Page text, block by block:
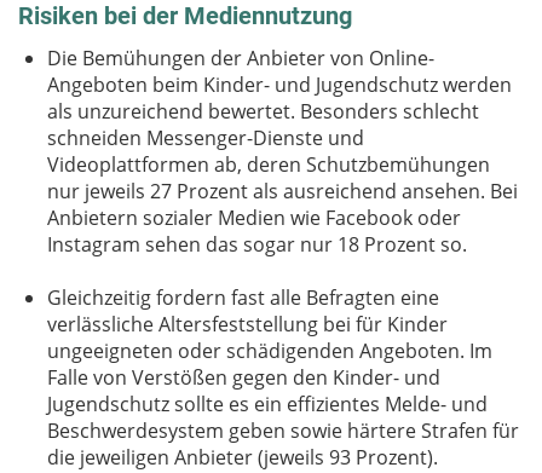
Risiken bei der Mediennutzung
Die Bemühungen der Anbieter von Online-
Angeboten beim Kinder- und Jugendschutz werden
als unzureichend bewertet. Besonders schlecht
schneiden Messenger-Dienste und
Videoplattformen ab, deren Schutzbemühungen
nur jeweils 27 Prozent als ausreichend ansehen. Bei
Anbietern sozialer Medien wie Facebook oder
Instagram sehen das sogar nur 18 Prozent so.
Gleichzeitig fordern fast alle Befragten eine
verlässliche Altersfeststellung bei für Kinder
ungeeigneten oder schädigenden Angeboten. Im
Falle von Verstößen gegen den Kinder- und
Jugendschutz sollte es ein effizientes Melde- und
Beschwerdesystem geben sowie härtere Strafen für
die jeweiligen Anbieter (jeweils 93 Prozent).